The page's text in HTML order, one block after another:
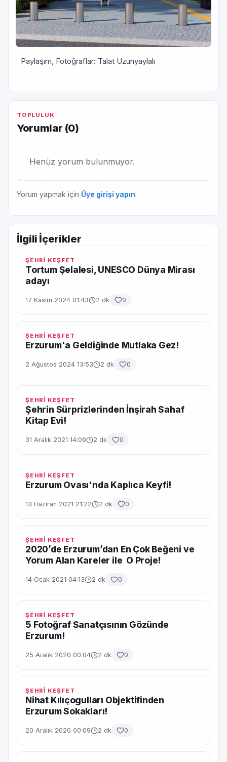
Paylaşım, Fotoğraflar: Talat Uzunyaylalı
TOPLULUK
Yorumlar (0)
Henüz yorum bulunmuyor.
Yorum yapmak için Üye girişi yapın.
İlgili İçerikler
ŞEHRİ KEŞFET
Tortum Şelalesi, UNESCO Dünya Mirası
adayı
17 Kasım 2024 01:43 2 dk 0
ŞEHRİ KEŞFET
Erzurum'a Geldiğinde Mutlaka Gez!
2 Ağustos 2024 13:53 2 dk 0
ŞEHRİ KEŞFET
Şehrin Sürprizlerinden İnşirah Sahaf
Kitap Evi!
31 Aralık 2021 14:09 2 dk 0
ŞEHRİ KEŞFET
Erzurum Ovası'nda Kaplıca Keyfi!
13 Haziran 2021 21:22 2 dk 0
ŞEHRİ KEŞFET
2020’de Erzurum’dan En Çok Beğeni ve
Yorum Alan Kareler ile O Proje!
14 Ocak 2021 04:13 2 dk 0
ŞEHRİ KEŞFET
5 Fotoğraf Sanatçısının Gözünde
Erzurum!
25 Aralık 2020 00:04 2 dk 0
ŞEHRİ KEŞFET
Nihat Kılıçogulları Objektifinden
Erzurum Sokakları!
20 Aralık 2020 00:09 2 dk 0